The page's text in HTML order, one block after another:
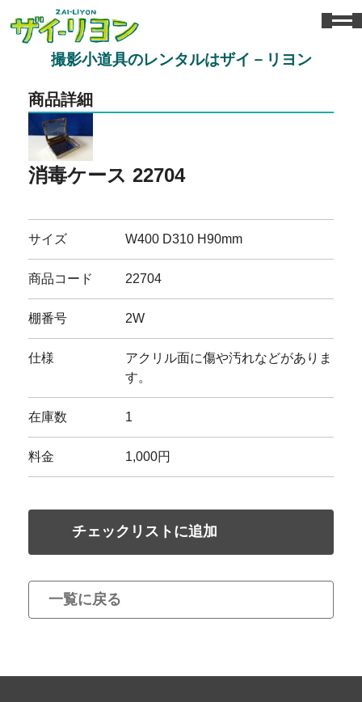
撮影小道具のレンタルはザイ－リヨン
商品詳細
消毒ケース 22704
サイズ W400 D310 H90mm
商品コード 22704
棚番号 2W
仕様
アクリル面に傷や汚れなどがありま
す。
在庫数 1
料金 1,000円
チェックリストに追加
一覧に戻る